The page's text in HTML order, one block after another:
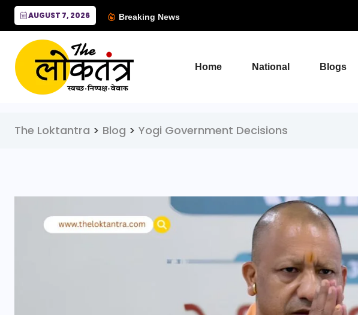
AUGUST 7, 2026 Breaking News
Home National Blogs
The Loktantra > Blog > Yogi Government Decisions